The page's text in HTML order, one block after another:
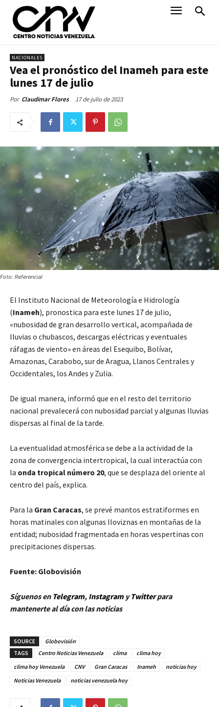
NACIONALES
Vea el pronóstico del Inameh para este
lunes 17 de julio
Por Claudimar Flores 17 de julio de 2023
Foto: Referencial
El Instituto Nacional de Meteorología e Hidrología
(Inameh), pronostica para este lunes 17 de julio,
«nubosidad de gran desarrollo vertical, acompañada de
lluvias o chubascos, descargas eléctricas y eventuales
ráfagas de viento» en áreas del Esequibo, Bolívar,
Amazonas, Carabobo, sur de Aragua, Llanos Centrales y
Occidentales, los Andes y Zulia.
De igual manera, informó que en el resto del territorio
nacional prevalecerá con nubosidad parcial y algunas lluvias
dispersas al final de la tarde.
La eventualidad atmosférica se debe a la actividad de la
zona de convergencia intertropical, la cual interactúa con
la onda tropical número 20, que se desplaza del oriente al
centro del país, explica.
Para la Gran Caracas, se prevé mantos estratiformes en
horas matinales con algunas lloviznas en montañas de la
entidad; nubosidad fragmentada en horas vespertinas con
precipitaciones dispersas.
Fuente: Globovisión
Síguenos en Telegram, InstagramyTwitterpara
mantenerte al día con las noticias
SOURCE
Globovisión
TAGS
Centro Noticias Venezuela clima
clima hoy
clima hoy Venezuela
CNV Gran Caracas Inameh
noticias hoy
Noticias Venezuela
noticias venezuela hoy